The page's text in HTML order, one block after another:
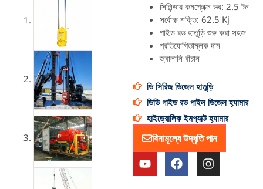
সিলিন্ডার কমপ্লেক্স ভর: 2.5 টন
সর্বোচ্চ শক্তি: 62.5 Kj
গাইড রড হাতুড়ি শুরু করা সহজ
প্রতিযোগিতামূলক দাম
জ্বালানি বাঁচান
ডি সিরিজ ডিজেল হাতুড়ি
ডিডি গাইড রড পাইল ডিজেল হ্যামার
হাইড্রোলিক ইমপ্যাক্ট হ্যামার
বিনামূল্যে উদ্ধৃতি পান
ই
উ
টি
ফে
স
বু
ই
ন
স্টা